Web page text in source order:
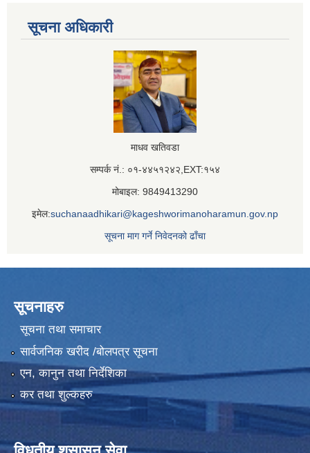
सूचना अधिकारी
माधव खतिवडा
सम्पर्क नं.: ०१-४४५१२४२,EXT:१५४
मोबाइल: 9849413290
इमेल:suchanaadhikari@kageshworimanoharamun.gov.np
सूचना माग गर्ने निवेदनको ढाँचा
सूचनाहरु
सूचना तथा समाचार
सार्वजनिक खरीद /बोलपत्र सूचना
एन, कानुन तथा निर्देशिका
कर तथा शुल्कहरु